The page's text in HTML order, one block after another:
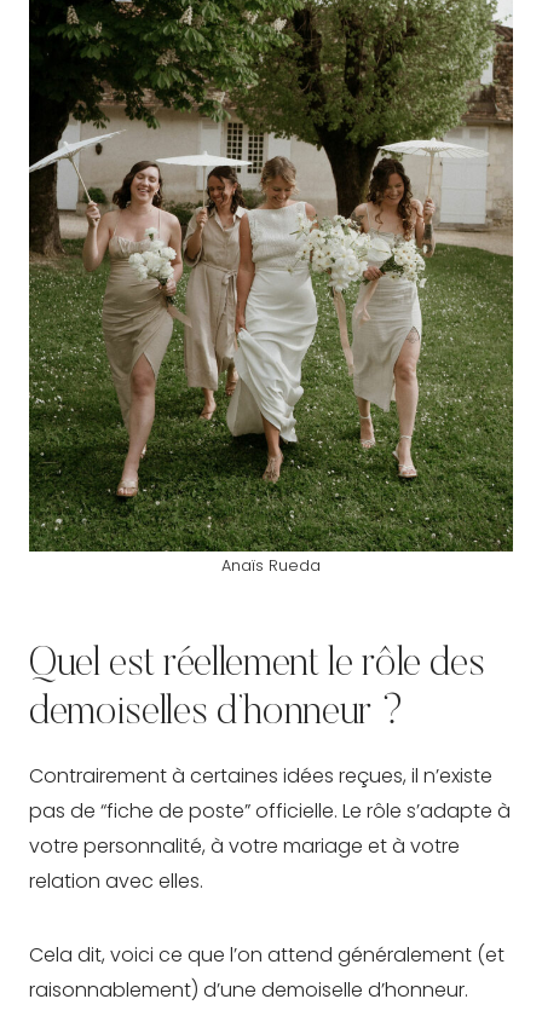
Anaïs Rueda
Quel est réellement le rôle des
demoiselles d’honneur ?
Contrairement à certaines idées reçues, il n’existe
pas de “fiche de poste” officielle. Le rôle s’adapte à
votre personnalité, à votre mariage et à votre
relation avec elles.
Cela dit, voici ce que l’on attend généralement (et
raisonnablement) d’une demoiselle d’honneur.